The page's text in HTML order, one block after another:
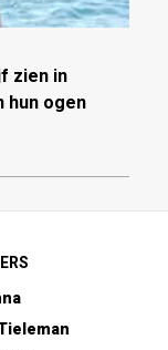
zien in
hun ogen